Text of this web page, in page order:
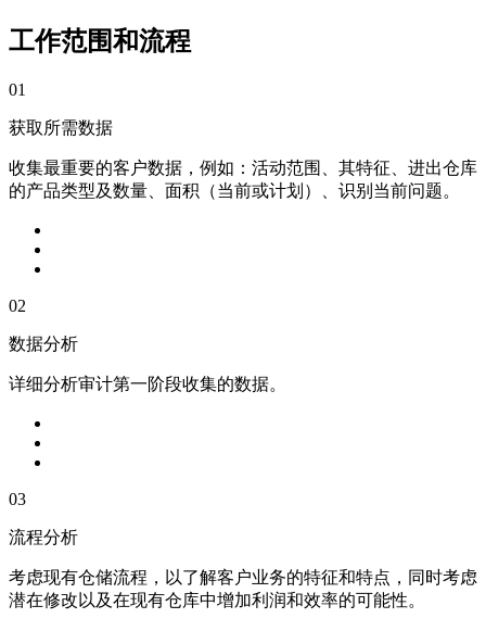
工作范围和流程
01
获取所需数据
收集最重要的客户数据，例如：活动范围、其特征、进出仓库
的产品类型及数量、面积（当前或计划）、识别当前问题。
02
数据分析
详细分析审计第一阶段收集的数据。
03
流程分析
考虑现有仓储流程，以了解客户业务的特征和特点，同时考虑
潜在修改以及在现有仓库中增加利润和效率的可能性。